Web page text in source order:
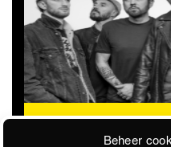
Beheer
TOUR